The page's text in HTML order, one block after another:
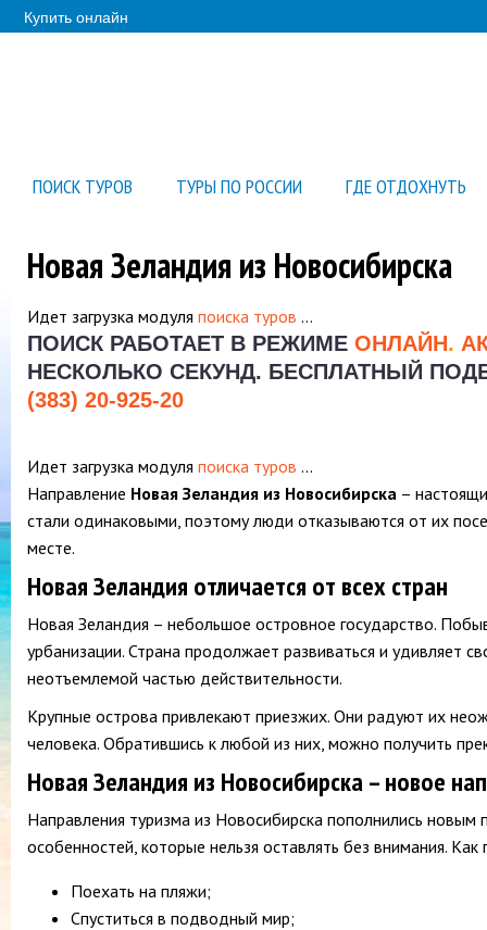
Купить онлайн
ПОИСК ТУРОВ ТУРЫ ПО РОССИИ ГДЕ ОТДОХНУТЬ
Новая Зеландия из Новосибирска
Идет загрузка модуля поиска туров …
ПОИСК РАБОТАЕТ В РЕЖИМЕ ОНЛАЙН.
НЕСКОЛЬКО СЕКУНД. БЕСПЛАТНЫЙ
(383) 20-925-20
Идет загрузка модуля поиска туров …
Направление Новая Зеландия из Новосибирска –
стали одинаковыми, поэтому люди отказываются от их
месте.
Новая Зеландия отличается от всех стран
Новая Зеландия – небольшое островное государство.
урбанизации. Страна продолжает развиваться и удивляет
неотъемлемой частью действительности.
Крупные острова привлекают приезжих. Они радуют их
человека. Обратившись к любой из них, можно получить
Новая Зеландия из Новосибирска – новое
Направления туризма из Новосибирска пополнились
особенностей, которые нельзя оставлять без внимания. Как
Поехать на пляжи;
Спуститься в подводный мир;